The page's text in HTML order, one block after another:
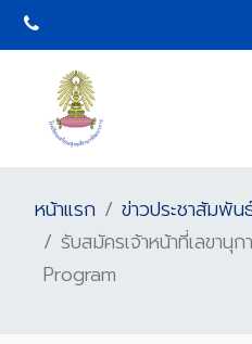
หน้าแรก
ข่าวประชาสัมพัน
รับสมัครเจ้าหน้าที่เลขานุ
Program